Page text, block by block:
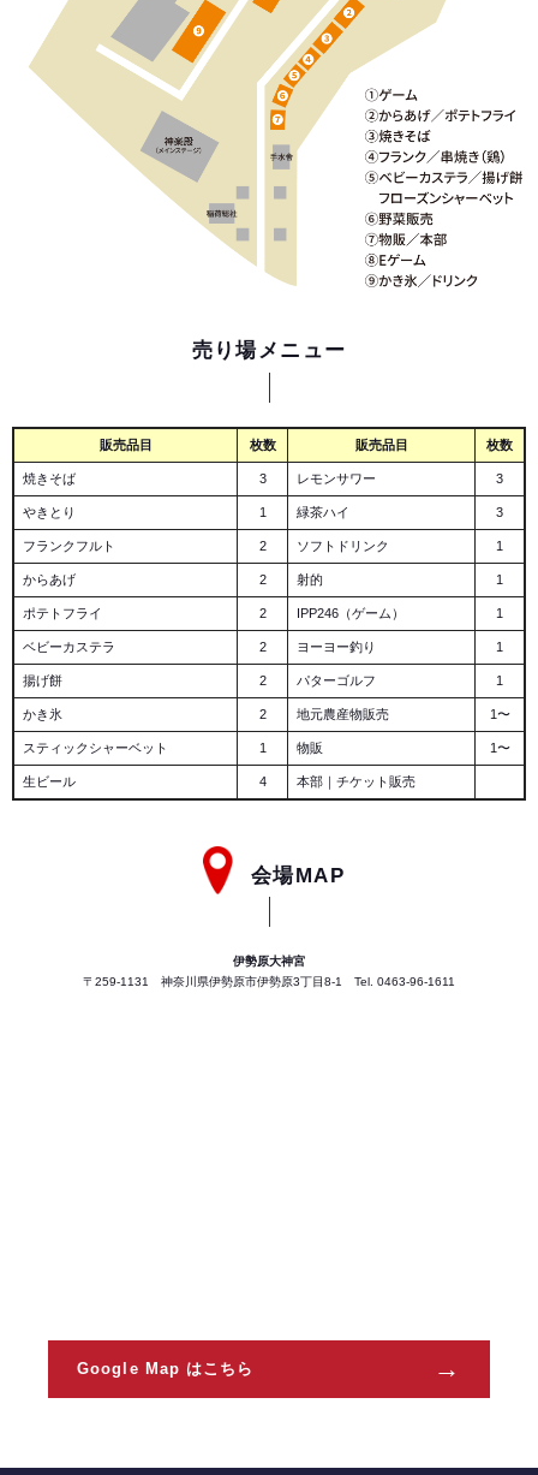
売り場メニュー
販売品目 枚数 販売品目 枚数
焼きそば 3 レモンサワー 3
やきとり 1 緑茶ハイ 3
フランクフルト 2 ソフトドリンク 1
からあげ 2 射的 1
ポテトフライ 2 IPP246（ゲーム） 1
ベビーカステラ 2 ヨーヨー釣り 1
揚げ餅 2 パターゴルフ 1
かき氷 2 地元農産物販売 1〜
スティックシャーベット 1 物販 1〜
生ビール 4 本部｜チケット販売
会場MAP
伊勢原大神宮
〒259-1131 神奈川県伊勢原市伊勢原3丁目8-1 Tel. 0463-96-1611
Google Map はこちら →